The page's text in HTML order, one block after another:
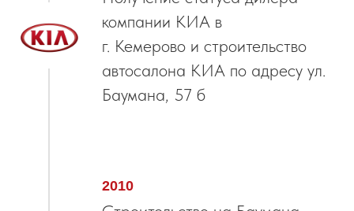
компании КИА в
г. Кемерово и строительство
автосалона КИА по адресу ул.
Баумана, 57 б
2010